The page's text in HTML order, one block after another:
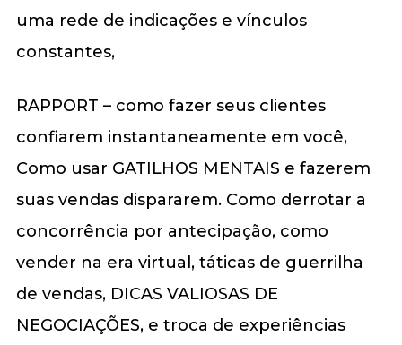
uma rede de indicações e vínculos
constantes,
RAPPORT – como fazer seus clientes
confiarem instantaneamente em você,
Como usar GATILHOS MENTAIS e fazerem
suas vendas dispararem. Como derrotar a
concorrência por antecipação, como
vender na era virtual, táticas de guerrilha
de vendas, DICAS VALIOSAS DE
NEGOCIAÇÕES, e troca de experiências